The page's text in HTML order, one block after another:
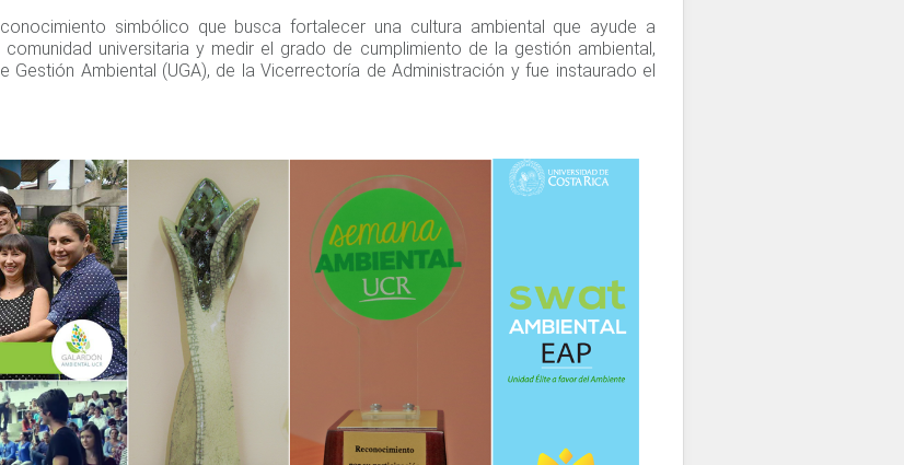
simbólico que busca fortalecer una cultura ambiental que ayude a
universitaria y medir el grado de cumplimiento de la gestión ambiental,
Gestión Ambiental (UGA), de la Vicerrectoría de Administración y fue instaurado el